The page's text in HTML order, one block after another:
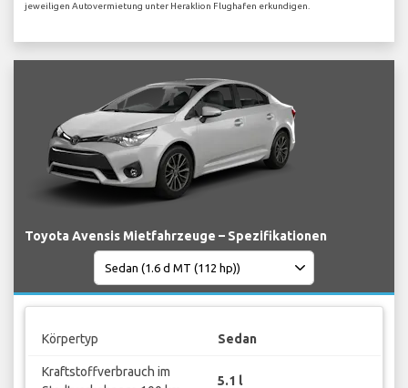
jeweiligen Autovermietung unter Heraklion Flughafen erkundigen.
Toyota Avensis Mietfahrzeuge – Spezifikationen
Körpertyp Sedan
Kraftstoffverbrauch im
5.1 l